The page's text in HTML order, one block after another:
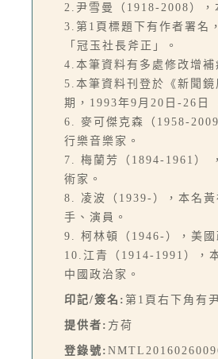
2.尹雪曼（1918-2008），
3.第1頁標題下有作者署名
「冠玉社長斧正」。
4.本筆資料有多處修改增補
5.本筆資料刊登於《新聞鏡
期，1993年9月20日-26日
6. 麥可傑克森（1958-
行樂音樂家。
7. 梅蘭芳（1894-1961）
術家。
8. 凌波（1939-），本名黃
手、演員。
9. 柯林頓（1946-），美國
10.江青（1914-1991），
中國政治家。
印記/簽名: 第1頁右下角有
提供者: 方荷
登錄號: